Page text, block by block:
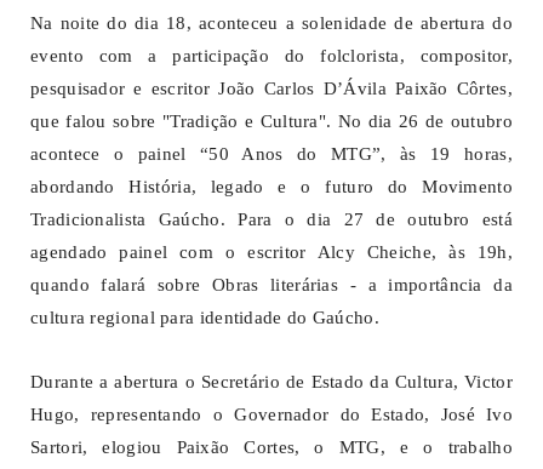
Na noite do dia 18, aconteceu a solenidade de abertura do
evento com a participação do folclorista, compositor,
pesquisador e escritor João Carlos D’Ávila Paixão Côrtes,
que falou sobre "Tradição e Cultura". No dia 26 de outubro
acontece o painel “50 Anos do MTG”, às 19 horas,
abordando História, legado e o futuro do Movimento
Tradicionalista Gaúcho. Para o dia 27 de outubro está
agendado painel com o escritor Alcy Cheiche, às 19h,
quando falará sobre Obras literárias - a importância da
cultura regional para identidade do Gaúcho.
Durante a abertura o Secretário de Estado da Cultura, Victor
Hugo, representando o Governador do Estado, José Ivo
Sartori, elogiou Paixão Cortes, o MTG, e o trabalho